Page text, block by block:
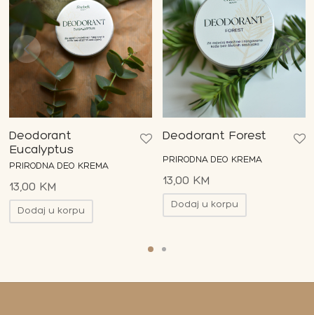
Deodorant
Eucalyptus
PRIRODNA DEO KREMA
13,00 KM
Dodaj u korpu
Deodorant Forest
PRIRODNA DEO KREMA
13,00 KM
Dodaj u korpu